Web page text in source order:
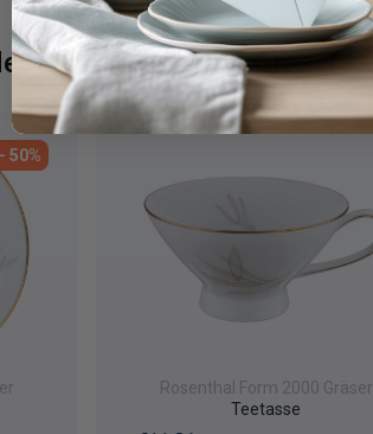
Serie Form 2000 Gräser
- 50%
Rosenthal Form 2000 Gräser
Teetasse